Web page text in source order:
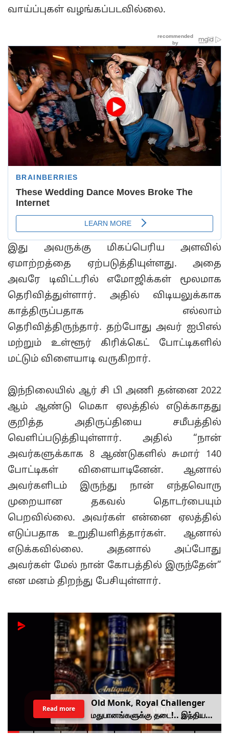
வாய்ப்புகள் வழங்கப்படவில்லை.
இது அவருக்கு மிகப்பெரிய அளவில்
ஏமாற்றத்தை ஏற்படுத்தியுள்ளது. அதை
அவரே டிவிட்டரில் எமோஜிக்கள் மூலமாக
தெரிவித்துள்ளார். அதில் விடியலுக்காக
காத்திருப்பதாக எல்லாம்
தெரிவித்திருந்தார். தற்போது அவர் ஐபிஎல்
மற்றும் உள்ளூர் கிரிக்கெட் போட்டிகளில்
மட்டும் விளையாடி வருகிறார்.
இந்நிலையில் ஆர் சி பி அணி தன்னை 2022
ஆம் ஆண்டு மெகா ஏலத்தில் எடுக்காதது
குறித்த அதிருப்தியை சமீபத்தில்
வெளிப்படுத்தியுள்ளார். அதில் “நான்
அவர்களுக்காக 8 ஆண்டுகளில் சுமார் 140
போட்டிகள் விளையாடினேன். ஆனால்
அவர்களிடம் இருந்து நான் எந்தவொரு
முறையான தகவல் தொடர்பையும்
பெறவில்லை. அவர்கள் என்னை ஏலத்தில்
எடுப்பதாக உறுதியளித்தார்கள். ஆனால்
எடுக்கவில்லை. அதனால் அப்போது
அவர்கள் மேல் நான் கோபத்தில் இருந்தேன்”
என மனம் திறந்து பேசியுள்ளார்.
Old Monk, Royal Challenger
மதுபானங்களுக்கு தடை!.. இந்திய
உணவு பாதுகாப்பு ஆணையம் அதிரடி.
Read more